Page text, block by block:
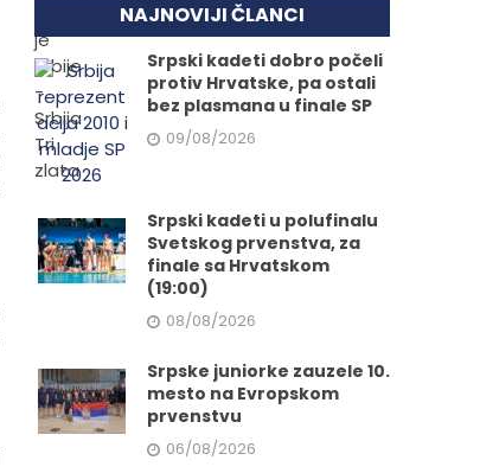
NAJNOVIJI ČLANCI
Srpski kadeti dobro počeli
protiv Hrvatske, pa ostali
bez plasmana u finale SP
09/08/2026
Srpski kadeti u polufinalu
Svetskog prvenstva, za
finale sa Hrvatskom
(19:00)
08/08/2026
Srpske juniorke zauzele 10.
mesto na Evropskom
prvenstvu
06/08/2026